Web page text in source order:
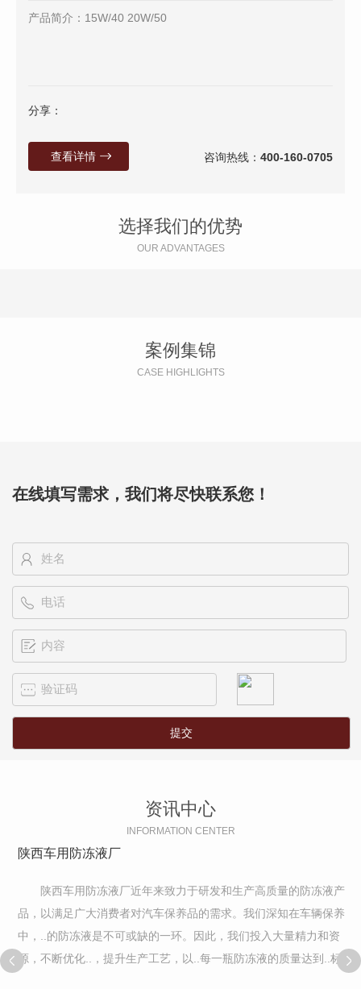
产品简介：15W/40 20W/50
分享：
查看详情 咨询热线： 400-160-0705
选择我们的优势
OUR ADVANTAGES
案例集锦
CASE HIGHLIGHTS
在线填写需求，我们将尽快联系您！
资讯中心
INFORMATION CENTER
陕西车用防冻液厂
陕西车用防冻液厂近年来致力于研发和生产高质量的防冻液产
品，以满足广大消费者对汽车保养品的需求。我们深知在车辆保养
中，..的防冻液是不可或缺的一环。因此，我们投入大量精力和资
源，不断优化..，提升生产工艺，以..每一瓶防冻液的质量达到..标